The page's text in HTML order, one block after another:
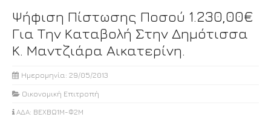
Ψήφιση Πίστωσης Ποσού 1.230,00€
Για Την Καταβολή Στην Δημότισσα
Κ. Μαντζιάρα Αικατερίνη.
Ημερομηνία: 29/05/2013
Οικονομική Επιτροπή
ΑΔΑ: ΒΕΧΒΩ1Μ-Φ2Μ